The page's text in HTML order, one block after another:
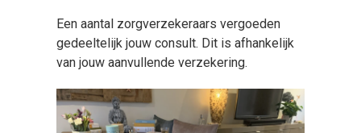
Een aantal zorgverzekeraars vergoeden
gedeeltelijk jouw consult. Dit is afhankelijk
van jouw aanvullende verzekering.